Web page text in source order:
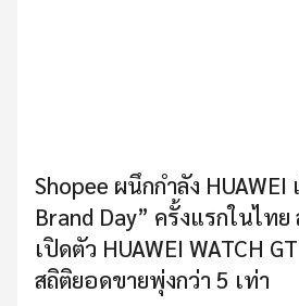
Shopee ผนึกกำลัง HUAWEI
Brand Day” ครั้งแรกในไทย
เปิดตัว HUAWEI WATCH
สถิติยอดขายพุ่งกว่า 5 เท่า